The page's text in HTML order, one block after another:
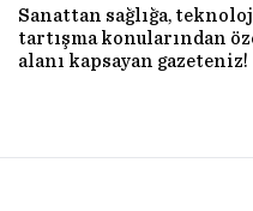
Sanattan sağlığa,
tartışma konularından
alanı kapsayan gazeteniz!